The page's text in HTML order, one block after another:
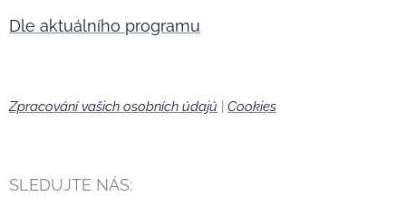
Dle aktuálního programu
Zpracování vašich osobních údajů Cookies
SLEDUJTE NÁS: